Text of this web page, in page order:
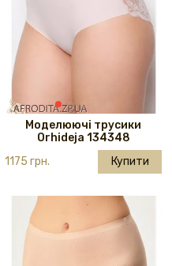
Моделюючі трусики
Orhideja 134348
1175 грн.
Купити